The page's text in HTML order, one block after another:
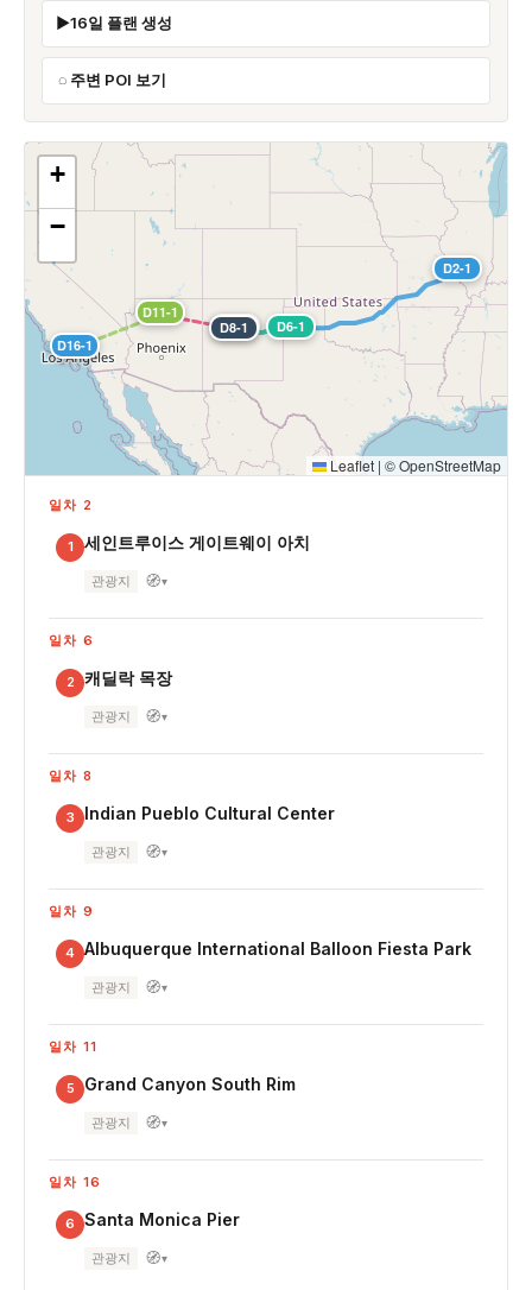
16일 플랜 생성
주변 POI 보기
D2-1
D6-1
D8-1
D9-1
D11-1
D16-1
+
−
Leaflet | ©OpenStreetMap
일차 2
1 세인트루이스 게이트웨이 아치
관광지 🧭▾
일차 6
2 캐딜락 목장
관광지 🧭▾
일차 8
3 Indian Pueblo Cultural Center
관광지 🧭▾
일차 9
4 Albuquerque International Balloon Fiesta Park
관광지 🧭▾
일차 11
5 Grand Canyon South Rim
관광지 🧭▾
일차 16
6 Santa Monica Pier
관광지 🧭▾